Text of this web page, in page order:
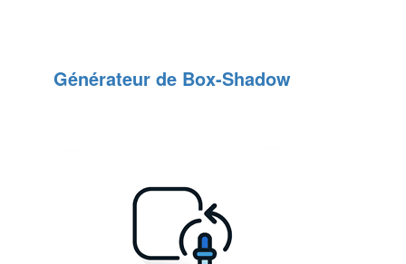
Générateur de Box-Shadow